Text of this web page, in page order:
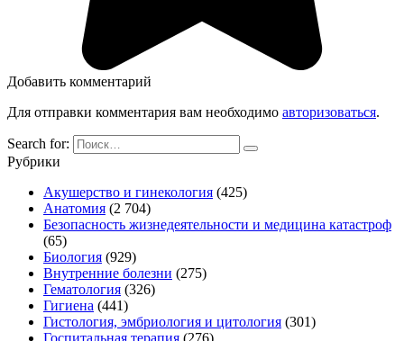
Добавить комментарий
Для отправки комментария вам необходимо авторизоваться.
Search for:
Рубрики
Акушерство и гинекология (425)
Анатомия (2 704)
Безопасность жизнедеятельности и медицина катастроф
(65)
Биология (929)
Внутренние болезни (275)
Гематология (326)
Гигиена (441)
Гистология, эмбриология и цитология (301)
Госпитальная терапия (276)